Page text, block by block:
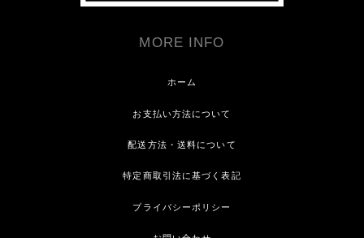
MORE INFO
ホーム
お支払い方法について
配送方法・送料について
特定商取引法に基づく表記
プライバシーポリシー